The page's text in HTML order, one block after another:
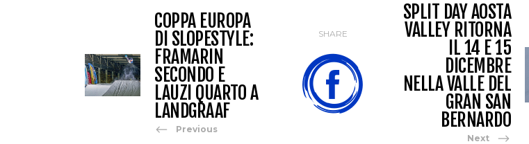
COPPA EUROPA
DI SLOPESTYLE:
FRAMARIN
SECONDO E
LAUZI QUARTO A
LANDGRAAF
Previous
SHARE
SPLIT DAY AOSTA
VALLEY RITORNA
IL 14 E 15
DICEMBRE
NELLA VALLE DEL
GRAN SAN
BERNARDO
Next